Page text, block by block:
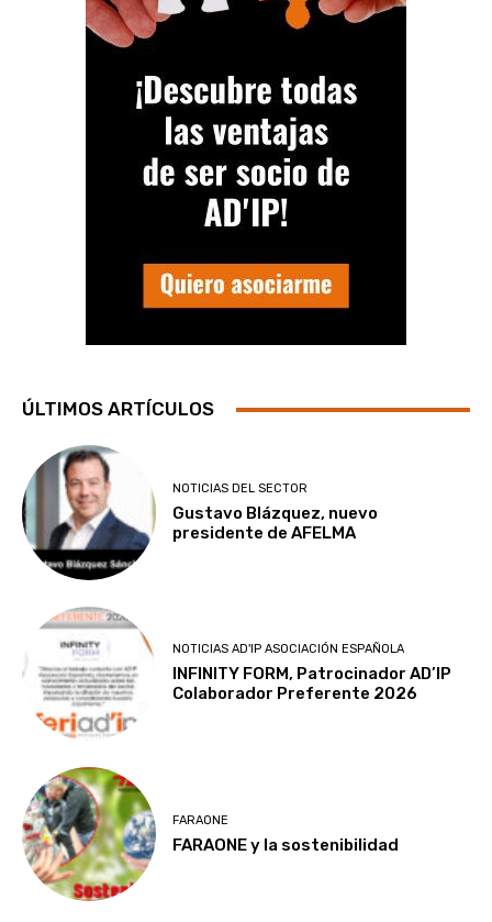
ÚLTIMOS ARTÍCULOS
NOTICIAS DEL SECTOR
Gustavo Blázquez, nuevo
presidente de AFELMA
NOTICIAS AD'IP ASOCIACIÓN ESPAÑOLA
INFINITY FORM, Patrocinador AD’IP
Colaborador Preferente 2026
FARAONE
FARAONE y la sostenibilidad